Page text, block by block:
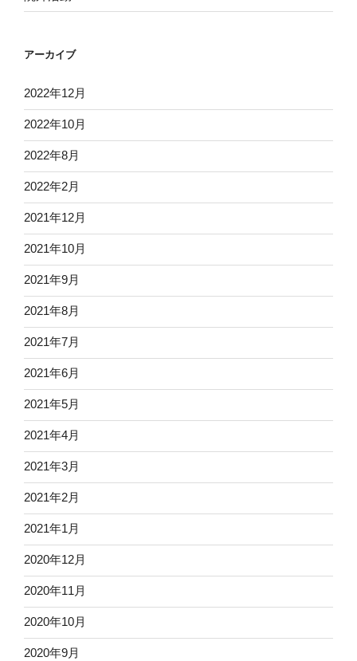
アーカイブ
2022年12月
2022年10月
2022年8月
2022年2月
2021年12月
2021年10月
2021年9月
2021年8月
2021年7月
2021年6月
2021年5月
2021年4月
2021年3月
2021年2月
2021年1月
2020年12月
2020年11月
2020年10月
2020年9月